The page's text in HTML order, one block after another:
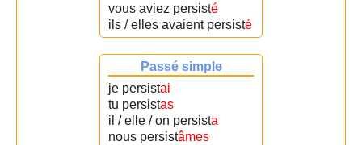
vous aviez persisté
ils / elles avaient persisté
Passé simple
je persistai
tu persistas
il / elle / on persista
nous persistâmes